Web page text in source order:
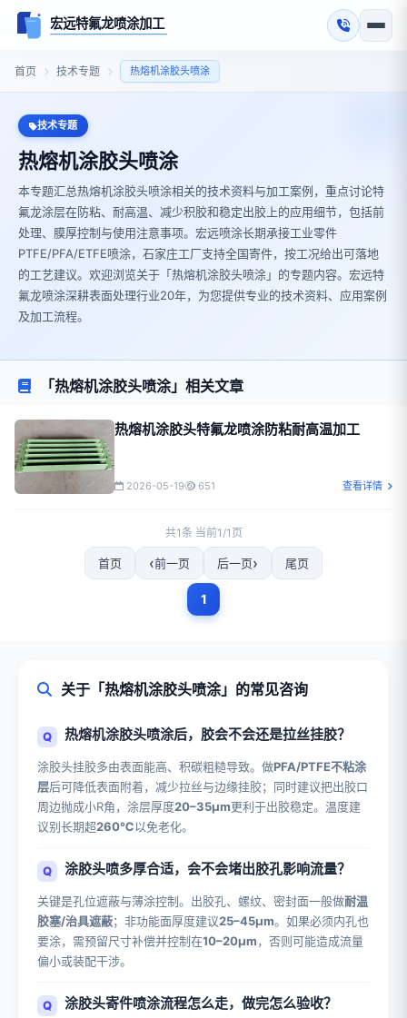
宏远特氟龙喷涂加工
首页 技术专题 热熔机涂胶头喷涂
技术专题
热熔机涂胶头喷涂
本专题汇总热熔机涂胶头喷涂相关的技术资料与加工案例，重点讨论特
氟龙涂层在防粘、耐高温、减少积胶和稳定出胶上的应用细节，包括前
处理、膜厚控制与使用注意事项。宏远喷涂长期承接工业零件
PTFE/PFA/ETFE喷涂，石家庄工厂支持全国寄件，按工况给出可落地
的工艺建议。欢迎浏览关于「热熔机涂胶头喷涂」的专题内容。宏远特
氟龙喷涂深耕表面处理行业20年，为您提供专业的技术资料、应用案例
及加工流程。
「热熔机涂胶头喷涂」相关文章
热熔机涂胶头特氟龙喷涂防粘耐高温加工
2026-05-19 651 查看详情
共1条 当前1/1页
首页 前一页
1
后一页 尾页
关于「热熔机涂胶头喷涂」的常见咨询
热熔机涂胶头喷涂后，胶会不会还是拉丝挂胶？
涂胶头挂胶多由表面能高、积碳粗糙导致。做PFA/PTFE不粘涂
层后可降低表面附着，减少拉丝与边缘挂胶；同时建议把出胶口
周边抛成小R角，涂层厚度20–35μm更利于出胶稳定。温度建
议别长期超260℃以免老化。
涂胶头喷多厚合适，会不会堵出胶孔影响流量？
关键是孔位遮蔽与薄涂控制。出胶孔、螺纹、密封面一般做耐温
胶塞/治具遮蔽；非功能面厚度建议25–45μm。如果必须内孔也
要涂，需预留尺寸补偿并控制在10–20μm，否则可能造成流量
偏小或装配干涉。
涂胶头寄件喷涂流程怎么走，做完怎么验收？